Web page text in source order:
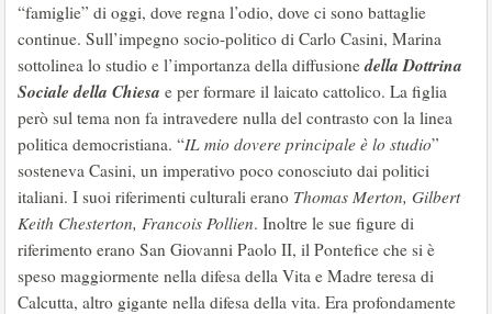
“famiglie” di oggi, dove regna l’odio, dove ci sono battaglie
continue. Sull’impegno socio-politico di Carlo Casini, Marina
sottolinea lo studio e l’importanza della diffusionedella Dottrina
Sociale della Chiesa e per formare il laicato cattolico. La figlia
però sul tema non fa intravedere nulla del contrasto con la linea
politica democristiana. “IL mio dovere principale è lo studio”
sosteneva Casini, un imperativo poco conosciuto dai politici
italiani. I suoi riferimenti culturali erano Thomas Merton, Gilbert
Keith Chesterton, Francois Pollien. Inoltre le sue figure di
riferimento erano San Giovanni Paolo II, il Pontefice che si è
speso maggiormente nella difesa della Vita e Madre teresa di
Calcutta, altro gigante nella difesa della vita. Era profondamente